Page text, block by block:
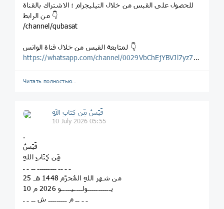
للحصول على القبس من خلال التيليجرام ؛ الاشتراك بالقناة
من الرابط 👇
/channel/qubasat
لمتابعة القبس من خلال قناة الواتس 👇
https://whatsapp.com/channel/0029VbChEjYBVJl7yz7Wg123
Читать полностью…
قَبَسٌ مِّن كِتَابِ اللهِ
10 July 2026 05:55
.
قَبَسٌ
مِّن كِتَابِ اللهِ
25 من شهر اللهِ المُحرَّم 1448 هـ
10 يـــــــــــولــــيـــــو 2026 م
ـ ـ ــ م ـــــــــ ش ــ ـ ـ